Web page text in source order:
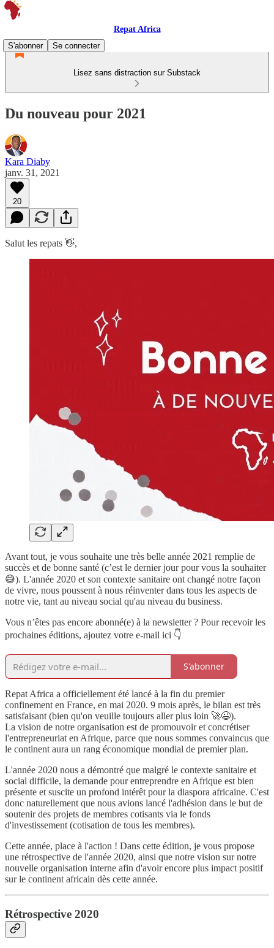
Repat Africa
S'abonner
Se connecter
Lisez sans distraction sur Substack
Du nouveau pour 2021
Kara Diaby
janv. 31, 2021
20
Salut les repats 👋,
Avant tout, je vous souhaite une très belle année 2021 remplie de
succès et de bonne santé (c’est le dernier jour pour vous la souhaiter
😅). L'année 2020 et son contexte sanitaire ont changé notre façon
de vivre, nous poussent à nous réinventer dans tous les aspects de
notre vie, tant au niveau social qu'au niveau du business.
Vous n’êtes pas encore abonné(e) à la newsletter ? Pour recevoir les
prochaines éditions, ajoutez votre e-mail ici 👇
S'abonner
Repat Africa a officiellement été lancé à la fin du premier
confinement en France, en mai 2020. 9 mois après, le bilan est très
satisfaisant (bien qu'on veuille toujours aller plus loin 🚀😉).
La vision de notre organisation est de promouvoir et concrétiser
l'entrepreneuriat en Afrique, parce que nous sommes convaincus que
le continent aura un rang économique mondial de premier plan.
L'année 2020 nous a démontré que malgré le contexte sanitaire et
social difficile, la demande pour entreprendre en Afrique est bien
présente et suscite un profond intérêt pour la diaspora africaine. C'est
donc naturellement que nous avions lancé l'adhésion dans le but de
soutenir des projets de membres cotisants via le fonds
d'investissement (cotisation de tous les membres).
Cette année, place à l'action ! Dans cette édition, je vous propose
une rétrospective de l'année 2020, ainsi que notre vision sur notre
nouvelle organisation interne afin d'avoir encore plus impact positif
sur le continent africain dès cette année.
Rétrospective 2020